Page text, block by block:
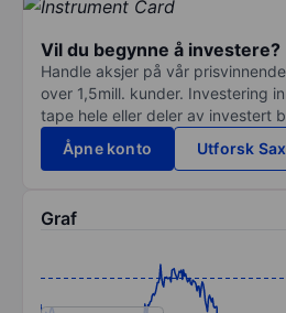
Vil du begynne å investere?
Handle aksjer på vår
over 1,5mill. kunder. Investering
tape hele eller deler av investert
Åpne konto
Utforsk
Graf
Line chart with 361 data